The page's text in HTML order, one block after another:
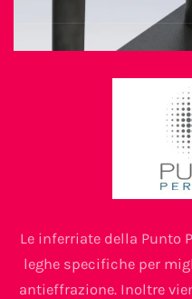
Le inferriate della Punto
leghe specifiche per
antieffrazione. Inoltre